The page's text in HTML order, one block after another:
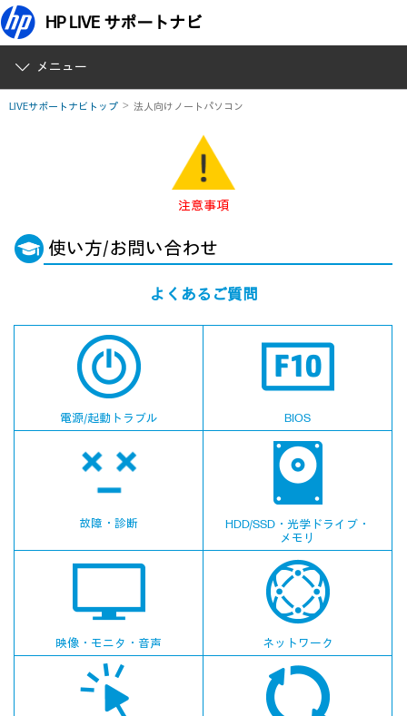
HP LIVE サポートナビ
メニュー
LIVEサポートナビトップ 法人向けノートパソコン
注意事項
使い方/お問い合わせ
よくあるご質問
電源/起動トラブル BIOS
故障・診断 HDD/SSD・ 光学ドライブ ・
メモリ
映像・モニタ・音声 ネットワーク